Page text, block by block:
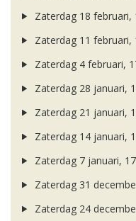
Zaterdag 18 februari,
Zaterdag 11 februari,
Zaterdag 4 februari,
Zaterdag 28 januari,
Zaterdag 21 januari,
Zaterdag 14 januari,
Zaterdag 7 januari,
Zaterdag 31
Zaterdag 24